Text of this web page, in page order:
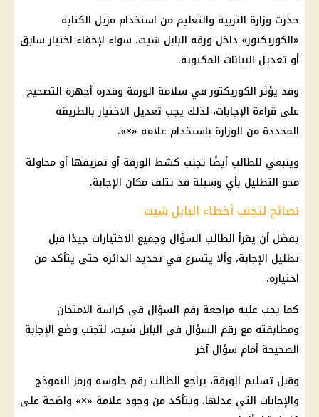
حذرت وزارة التربية والتعليم من استخدام مزيل الكتابة
«الكوريكتور» داخل ورقة البابل شيت، سواء لإخفاء اختيار سابق
أو تعديل البيانات المكتوبة.
وقد يؤثر الكوريكتور في سلامة الورقة وقدرة أجهزة التصحيح
على قراءة الإجابات، لذلك يجب تعديل الاختيار بالطريقة
المحددة من الوزارة باستخدام علامة «×».
وينبغي للطالب أيضًا تجنب كشط الورقة أو تمزيقها أو محاولة
محو التظليل بأي وسيلة قد تتلف مكان الإجابة.
نصائح لتجنب أخطاء البابل شيت
يفضل أن يقرأ الطالب السؤال وجميع الاختيارات جيدًا قبل
تظليل الإجابة، وألا يتسرع في تحديد الدائرة حتى يتأكد من
اختياره.
كما يجب عليه مراجعة رقم السؤال في كراسة الامتحان
ومطابقته مع رقم السؤال في البابل شيت، لتجنب وضع الإجابة
الصحيحة أمام سؤال آخر.
وقبل تسليم الورقة، يراجع الطالب رقم جلوسه ورمز النموذج
والإجابات التي عدلها، ويتأكد من وجود علامة «×» واضحة على